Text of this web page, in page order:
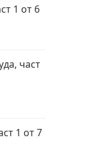
1 от 6
част
1 от 7